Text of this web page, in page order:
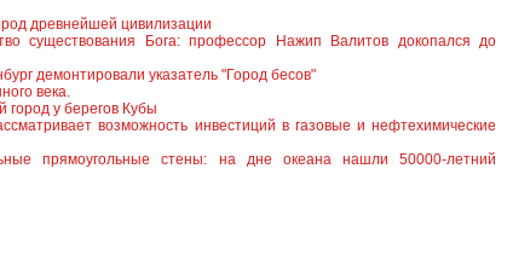
древнейшей цивилизации
существования Бога: профессор Нажип Валитов докопался до
демонтировали указатель "Город бесов"
века.
у берегов Кубы
возможность инвестиций в газовые и нефтехимические
прямоугольные стены: на дне океана нашли 50000-летний